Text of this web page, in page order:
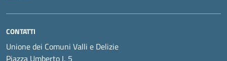
CONTATTI
Unione dei Comuni Valli e Delizie
Piazza Umberto I, 5